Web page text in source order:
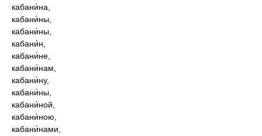
кабани́на,
кабани́ны,
кабани́ны,
кабани́н,
кабани́не,
кабани́нам,
кабани́ну,
кабани́ны,
кабани́ной,
кабани́ною,
кабани́нами,